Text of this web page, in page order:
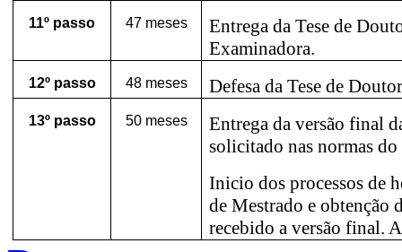
11º passo 47 meses
Entrega da Tese de
Examinadora.
12º passo 48 meses Defesa da Tese de
13º passo 50 meses
Entrega da versão final
solicitado nas normas
Inicio dos processos de
de Mestrado e obtenção
recebido a versão final.